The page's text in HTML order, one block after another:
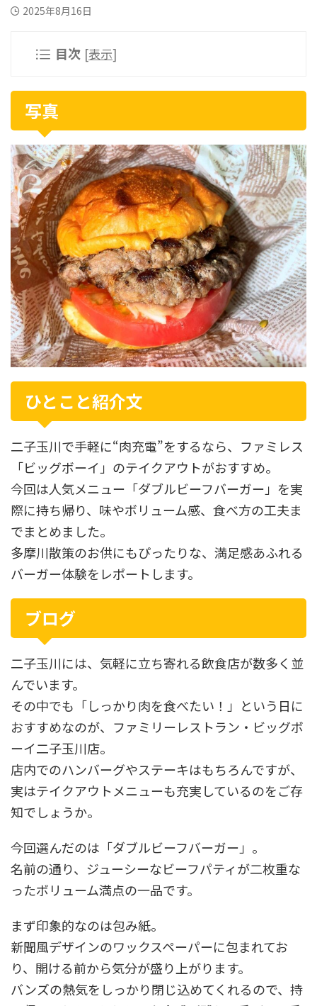
2025年8月16日
目次 [表示]
写真
ひとこと紹介文
二子玉川で手軽に“肉充電”をするなら、ファミレス
「ビッグボーイ」のテイクアウトがおすすめ。
今回は人気メニュー「ダブルビーフバーガー」を実
際に持ち帰り、味やボリューム感、食べ方の工夫ま
でまとめました。
多摩川散策のお供にもぴったりな、満足感あふれる
バーガー体験をレポートします。
ブログ
二子玉川には、気軽に立ち寄れる飲食店が数多く並
んでいます。
その中でも「しっかり肉を食べたい！」という日に
おすすめなのが、ファミリーレストラン・ビッグボ
ーイ二子玉川店。
店内でのハンバーグやステーキはもちろんですが、
実はテイクアウトメニューも充実しているのをご存
知でしょうか。
今回選んだのは「ダブルビーフバーガー」。
名前の通り、ジューシーなビーフパティが二枚重な
ったボリューム満点の一品です。
まず印象的なのは包み紙。
新聞風デザインのワックスペーパーに包まれてお
り、開ける前から気分が盛り上がります。
バンズの熱気をしっかり閉じ込めてくれるので、持